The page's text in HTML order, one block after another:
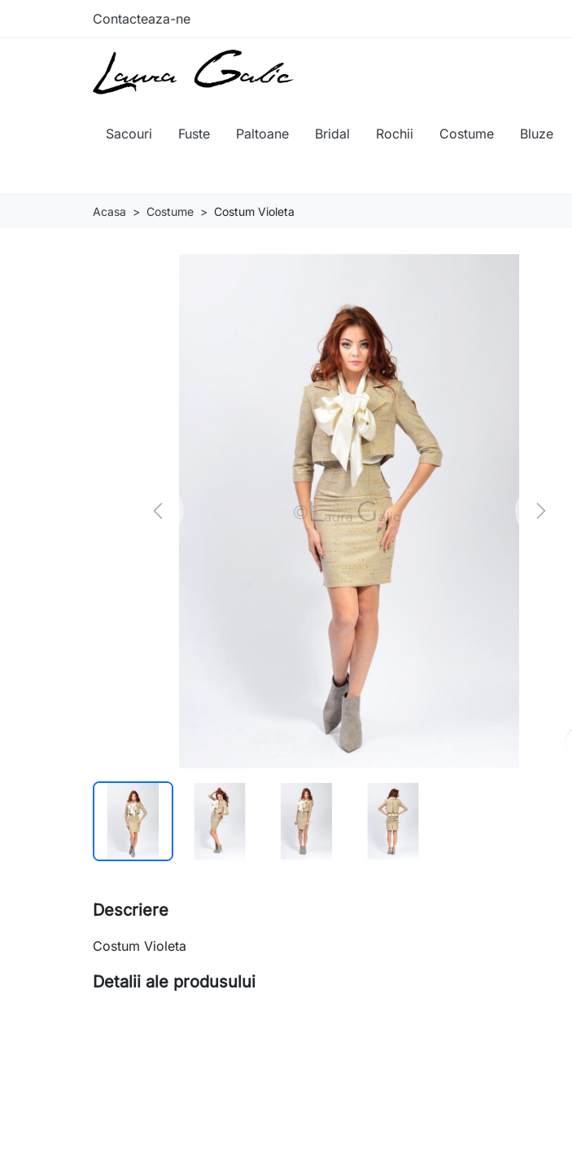
Contacteaza-ne
Sacouri Fuste Paltoane Bridal Rochii Costume Bluze
Acasa Costume Costum Violeta
Previous Next
Descriere
Costum Violeta
Detalii ale produsului